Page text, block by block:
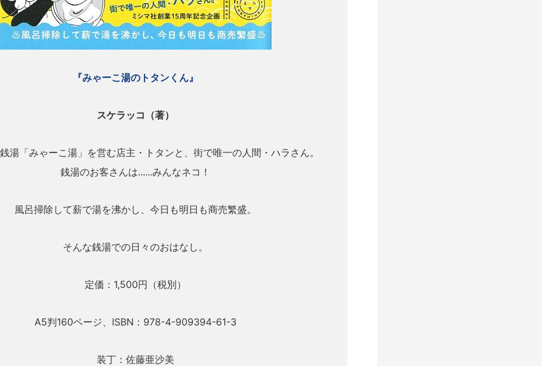
『みゃーこ湯のトタンくん』
スケラッコ（著）
湯「みゃーこ湯」を営む店主・トタンと、街で唯一の人間・ハラさん。
銭湯のお客さんは......みんなネコ！
風呂掃除して薪で湯を沸かし、今日も明日も商売繁盛。
そんな銭湯での日々のおはなし。
定価：1,500円（税別）
A5判160ページ、ISBN：978-4-909394-61-3
装丁：佐藤亜沙美